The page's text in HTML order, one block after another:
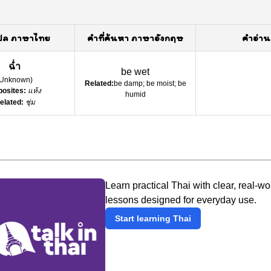
ภาษาไทย คำที่ค้นหา ภาษาอังกฤษ คำอ่าน
ฉ่ำ
Unknown)
แห้ง
ชุ่ม
be wet
Related:be damp; be moist; be
humid
Learn practical Thai with clear, real-
lessons designed for everyday use.
Start learning Thai